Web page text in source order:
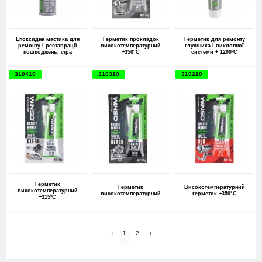
Епоксидна мастика для
ремонту і реставрації
пошкоджень, сіра
Герметик прокладок
високотемпературний
+350°С
Герметик для ремонту
глушника і вихлопної
системи + 1200⁰C
310410
Герметик
високотемпературний
+315⁰C
310310
Герметик
високотемпературний
310210
Високотемпературний
герметик +350°С
‹ 1 2 ›